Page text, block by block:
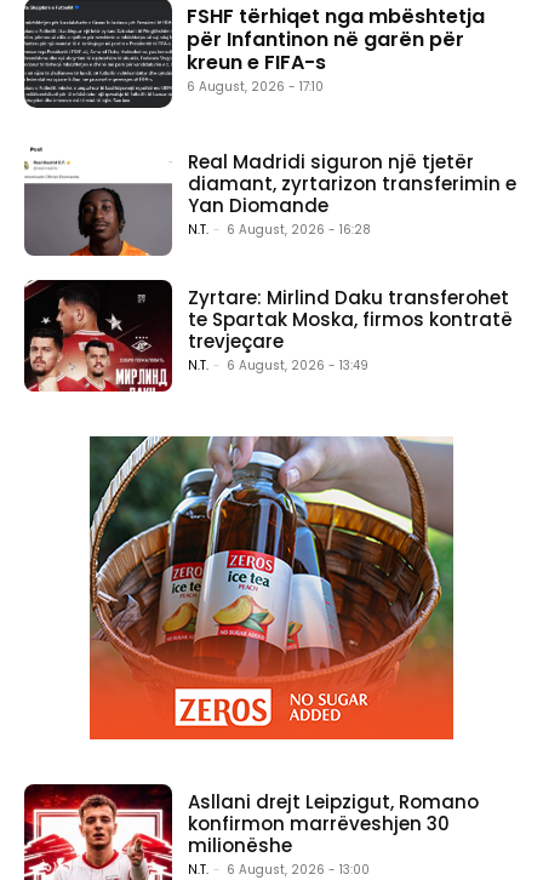
FSHF tërhiqet nga mbështetja
për Infantinon në garën për
kreun e FIFA-s
6 August, 2026 - 17:10
Real Madridi siguron një tjetër
diamant, zyrtarizon transferimin e
Yan Diomande
N.T. - 6 August, 2026 - 16:28
Zyrtare: Mirlind Daku transferohet
te Spartak Moska, firmos kontratë
trevjeçare
N.T. - 6 August, 2026 - 13:49
Asllani drejt Leipzigut, Romano
konfirmon marrëveshjen 30
milionëshe
N.T. - 6 August, 2026 - 13:00